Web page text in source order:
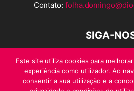
Contato:
SIGA-
Este site utiliza cookies para
experiência como utilizador. Ao
consentir a sua utilização e a